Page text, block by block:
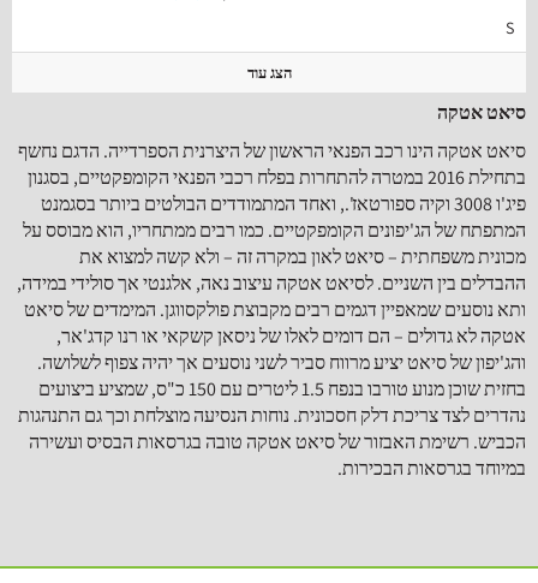
S
הצג עוד
סיאט‬ ‫אטקה‬
סיאט אטקה הינו רכב הפנאי הראשון של היצרנית הספרדייה. הדגם נחשף
בתחילת 2016 במטרה להתחרות בפלח רכבי הפנאי הקומפקטיים, בסגנון
פיג'ו 3008 וקיה ספורטאז'., ואחד המתמודדים הבולטים ביותר בסגמנט
המתפתח של הג'יפונים הקומפקטיים. כמו רבים ממתחריו, הוא מבוסס על
מכונית משפחתית – סיאט לאון במקרה זה – ולא קשה למצוא את
ההבדלים בין השניים. לסיאט אטקה עיצוב נאה, אלגנטי אך סולידי במידה,
ותא נוסעים שמאפיין דגמים רבים מקבוצת פולקסווגן. המימדים של סיאט
אטקה לא גדולים – הם דומים לאלו של ניסאן קשקאי או רנו קדג'אר,
והג'יפון של סיאט יציע מרווח סביר לשני נוסעים אך יהיה צפוף לשלושה.
בחזית שוכן מנוע טורבו בנפח 1.5 ליטרים עם 150 כ"ס, שמציע ביצועים
נהדרים לצד צריכת דלק חסכונית. נוחות הנסיעה מוצלחת וכך גם התנהגות
הכביש. רשימת האבזור של סיאט אטקה טובה בגרסאות הבסיס ועשירה
במיוחד בגרסאות הבכירות.